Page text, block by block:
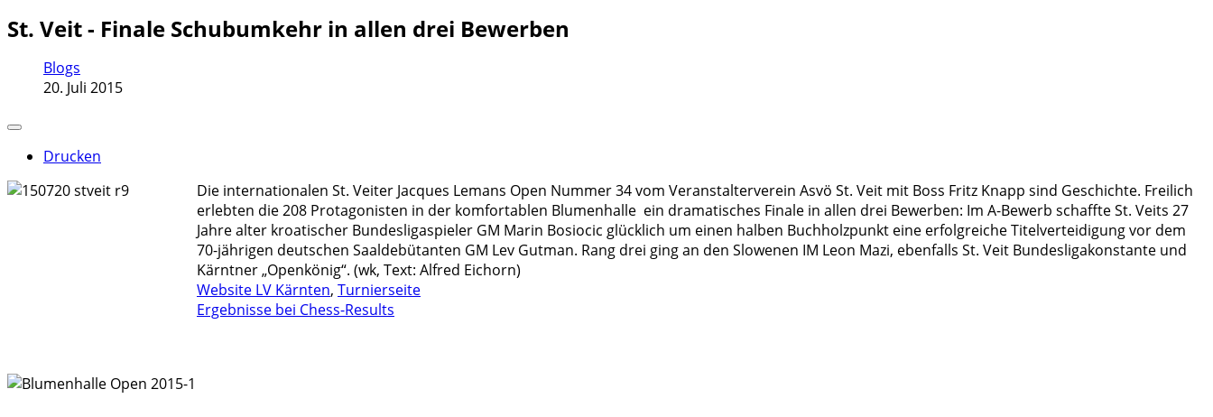
St. Veit - Finale Schubumkehr in allen drei Bewerben
Blogs
20. Juli 2015
Drucken
Die internationalen St. Veiter Jacques Lemans Open Nummer 34 vom Veranstalterverein Asvö St. Veit mit Boss Fritz Knapp sind Geschichte. Freilich
erlebten die 208 Protagonisten in der komfortablen Blumenhalle ein dramatisches Finale in allen drei Bewerben: Im A-Bewerb schaffte St. Veits 27
Jahre alter kroatischer Bundesligaspieler GM Marin Bosiocic glücklich um einen halben Buchholzpunkt eine erfolgreiche Titelverteidigung vor dem
70-jährigen deutschen Saaldebütanten GM Lev Gutman. Rang drei ging an den Slowenen IM Leon Mazi, ebenfalls St. Veit Bundesligakonstante und
Kärntner „Openkönig“. (wk, Text: Alfred Eichorn)
Website LV Kärnten, Turnierseite
Ergebnisse bei Chess-Results